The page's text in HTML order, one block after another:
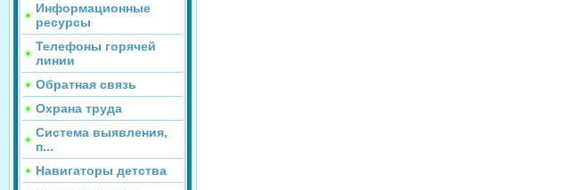
Информационные
ресурсы
Телефоны горячей
линии
Обратная связь
Охрана труда
Система выявления,
п...
Навигаторы детства